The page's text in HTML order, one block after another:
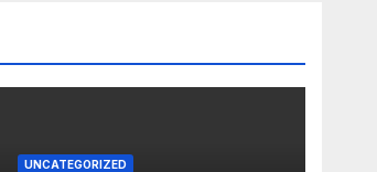
UNCATEGORIZED